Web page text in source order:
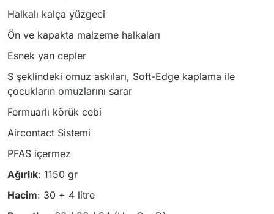
Halkalı kalça yüzgeci
Ön ve kapakta malzeme halkaları
Esnek yan cepler
S şeklindeki omuz askıları, Soft-Edge kaplama ile
çocukların omuzlarını sarar
Fermuarlı körük cebi
Aircontact Sistemi
PFAS içermez
Ağırlık: 1150 gr
Hacim: 30 + 4 litre